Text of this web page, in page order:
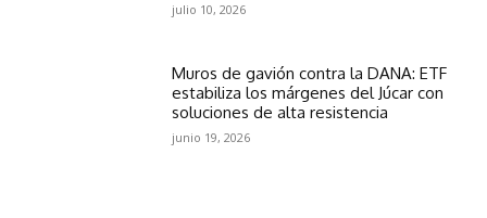
julio 10, 2026
Muros de gavión contra la DANA: ETF
estabiliza los márgenes del Júcar con
soluciones de alta resistencia
junio 19, 2026